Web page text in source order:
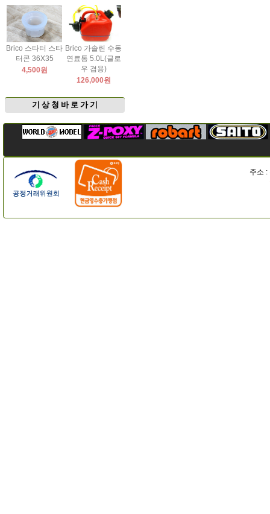
Brico 스타터 스타
터콘 36X35
4,500원
Brico 가솔린 수동
연료통 5.0L(글로
우 겸용)
126,000원
기 상 청 바 로 가 기
주소